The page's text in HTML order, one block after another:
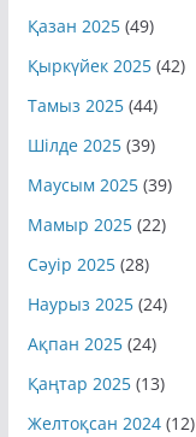
Қазан 2025(49)
Қыркүйек 2025(42)
Тамыз 2025(44)
Шілде 2025(39)
Маусым 2025(39)
Мамыр 2025(22)
Сәуір 2025(28)
Наурыз 2025(24)
Ақпан 2025(24)
Қаңтар 2025(13)
Желтоқсан 2024(12)